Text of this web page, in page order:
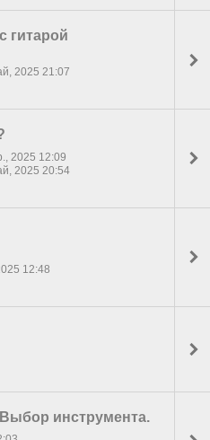
гитарой
2025 21:07
2025 12:09
2025 20:54
12:48
инструмента.